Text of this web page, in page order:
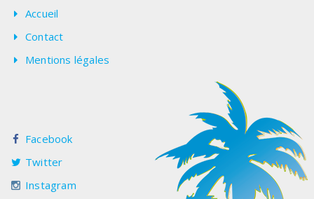
Accueil
Contact
Mentions légales
Facebook
Twitter
Instagram